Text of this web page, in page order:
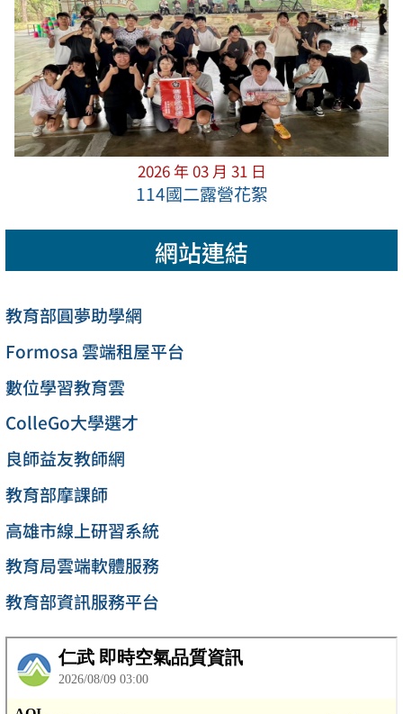
2026 年 03 月 31 日
114國二露營花絮
網站連結
教育部圓夢助學網
Formosa 雲端租屋平台
數位學習教育雲
ColleGo大學選才
良師益友教師網
教育部摩課師
高雄市線上研習系統
教育局雲端軟體服務
教育部資訊服務平台